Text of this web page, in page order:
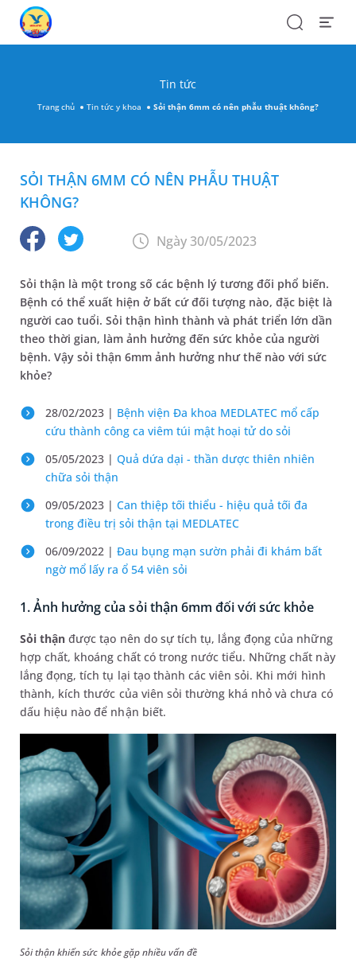
SearchOpen
Tin tức
Trang chủ Tin tức y khoa Sỏi thận 6mm có nên phẫu thuật không?
SỎI THẬN 6MM CÓ NÊN PHẪU THUẬT
KHÔNG?
Ngày 30/05/2023
Sỏi thận là một trong số các bệnh lý tương đối phổ biến.
Bệnh có thể xuất hiện ở bất cứ đối tượng nào, đặc biệt là
người cao tuổi. Sỏi thận hình thành và phát triển lớn dần
theo thời gian, làm ảnh hưởng đến sức khỏe của người
bệnh. Vậy sỏi thận 6mm ảnh hưởng như thế nào với sức
khỏe?
28/02/2023 | Bệnh viện Đa khoa MEDLATEC mổ cấp
cứu thành công ca viêm túi mật hoại tử do sỏi
05/05/2023 | Quả dứa dại - thần dược thiên nhiên
chữa sỏi thận
09/05/2023 | Can thiệp tối thiểu - hiệu quả tối đa
trong điều trị sỏi thận tại MEDLATEC
06/09/2022 | Đau bụng mạn sườn phải đi khám bất
ngờ mổ lấy ra ổ 54 viên sỏi
1. Ảnh hưởng của sỏi thận 6mm đối với sức khỏe
Sỏi thận được tạo nên do sự tích tụ, lắng đọng của những
hợp chất, khoáng chất có trong nước tiểu. Những chất này
lắng đọng, tích tụ lại tạo thành các viên sỏi. Khi mới hình
thành, kích thước của viên sỏi thường khá nhỏ và chưa có
dấu hiệu nào để nhận biết.
Sỏi thận khiến sức khỏe gặp nhiều vấn đề